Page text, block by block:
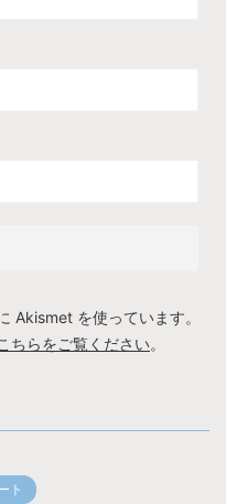
Akismet を使っています。
ちらをご覧ください。
ト